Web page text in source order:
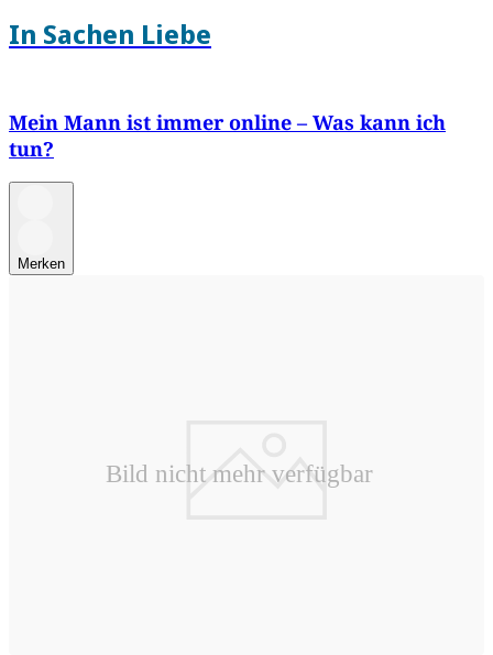
In Sachen Liebe
Mein Mann ist immer online – Was kann ich
tun?
Merken